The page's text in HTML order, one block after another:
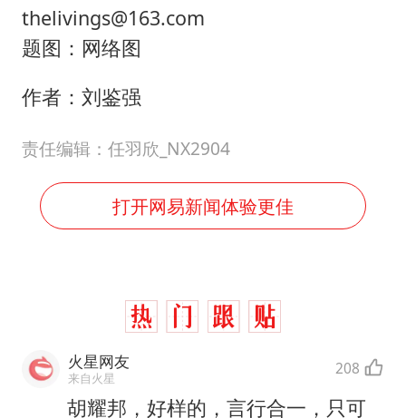
thelivings@163.com
题图：网络图
作者：刘鉴强
责任编辑：任羽欣_NX2904
打开网易新闻体验更佳
火星网友
来自火星 208
胡耀邦，好样的，言行合一，只可